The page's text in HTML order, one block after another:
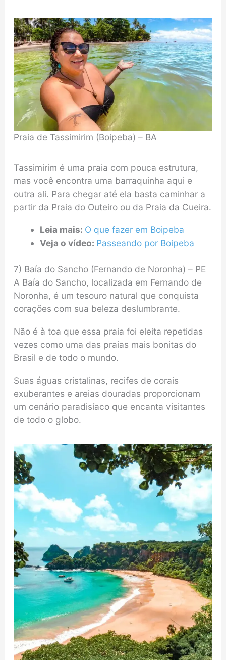
Praia de Tassimirim (Boipeba) – BA
Tassimirim é uma praia com pouca estrutura,
mas você encontra uma barraquinha aqui e
outra ali. Para chegar até ela basta caminhar a
partir da Praia do Outeiro ou da Praia da Cueira.
Leia mais: O que fazer em Boipeba
Veja o vídeo: Passeando por Boipeba
7) Baía do Sancho (Fernando de Noronha) – PE
A Baía do Sancho, localizada em Fernando de
Noronha, é um tesouro natural que conquista
corações com sua beleza deslumbrante.
Não é à toa que essa praia foi eleita repetidas
vezes como uma das praias mais bonitas do
Brasil e de todo o mundo.
Suas águas cristalinas, recifes de corais
exuberantes e areias douradas proporcionam
um cenário paradisíaco que encanta visitantes
de todo o globo.